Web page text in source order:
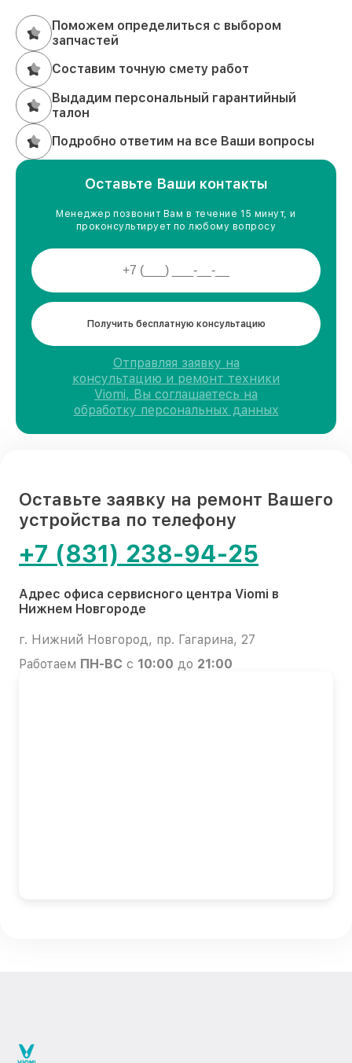
Поможем определиться с выбором
запчастей
Составим точную смету работ
Выдадим персональный гарантийный
талон
Подробно ответим на все Ваши вопросы
Оставьте Ваши контакты
Менеджер позвонит Вам в течение 15 минут, и
проконсультирует по любому вопросу
Получить бесплатную консультацию
Отправляя заявку на
консультацию и ремонт техники
Viomi, Вы соглашаетесь на
обработку персональных данных
Оставьте заявку на ремонт Вашего
устройства по телефону
+7 (831) 238-94-25
Адрес офиса сервисного центра Viomi в
Нижнем Новгороде
г. Нижний Новгород, пр. Гагарина, 27
Работаем ПН-ВС с 10:00 до 21:00